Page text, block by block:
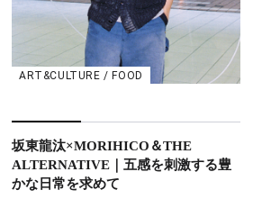
ART&CULTURE / FOOD
坂東龍汰×MORIHICO＆THE
ALTERNATIVE｜五感を刺激する豊
かな日常を求めて